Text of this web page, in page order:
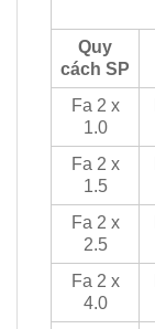
Quy
cách SP
Fa 2 x
1.0
Fa 2 x
1.5
Fa 2 x
2.5
Fa 2 x
4.0